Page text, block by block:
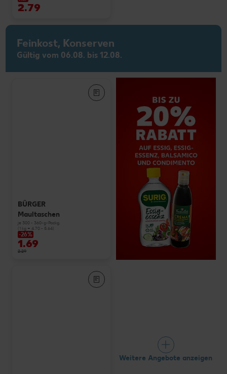
2.79
Feinkost, Konserven
Gültig vom 06.08. bis 12.08.
BÜRGER
Maultaschen
je 300 - 360-g-Packg.
(1 kg = 4.70 - 5.64)
-26%
1.69
2.29
Weitere Angebote anzeigen